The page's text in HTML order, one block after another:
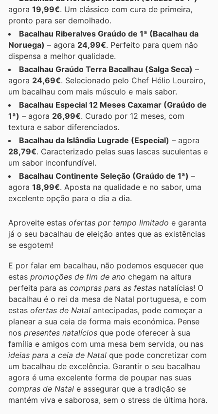
agora 19,99€. Um clássico com cura de primeira,
pronto para ser demolhado.
Bacalhau Riberalves Graúdo de 1ª (Bacalhau da
Noruega) – agora 24,99€. Perfeito para quem não
dispensa a melhor qualidade.
Bacalhau Graúdo Terra Bacalhau (Salga Seca) –
agora 24,69€. Selecionado pelo Chef Hélio Loureiro,
um bacalhau com mais músculo e mais sabor.
Bacalhau Especial 12 Meses Caxamar (Graúdo de
1ª) – agora 26,99€. Curado por 12 meses, com
textura e sabor diferenciados.
Bacalhau da Islândia Lugrade (Especial) – agora
28,79€. Caracterizado pelas suas lascas suculentas e
um sabor inconfundível.
Bacalhau Continente Seleção (Graúdo de 1ª) –
agora 18,99€. Aposta na qualidade e no sabor, uma
excelente opção para o dia a dia.
Aproveite estas ofertas por tempo limitado e garanta
já o seu bacalhau de eleição antes que as existências
se esgotem!
E por falar em bacalhau, não podemos esquecer que
estas promoções de fim de ano chegam na altura
perfeita para as compras para as festas natalícias! O
bacalhau é o rei da mesa de Natal portuguesa, e com
estas ofertas de Natal antecipadas, pode começar a
planear a sua ceia de forma mais económica. Pense
nos presentes natalícios que pode oferecer à sua
família e amigos com uma mesa bem servida, ou nas
ideias para a ceia de Natal que pode concretizar com
um bacalhau de excelência. Garantir o seu bacalhau
agora é uma excelente forma de poupar nas suas
compras de Natal e assegurar que a tradição se
mantém viva e saborosa, sem o stress de última hora.